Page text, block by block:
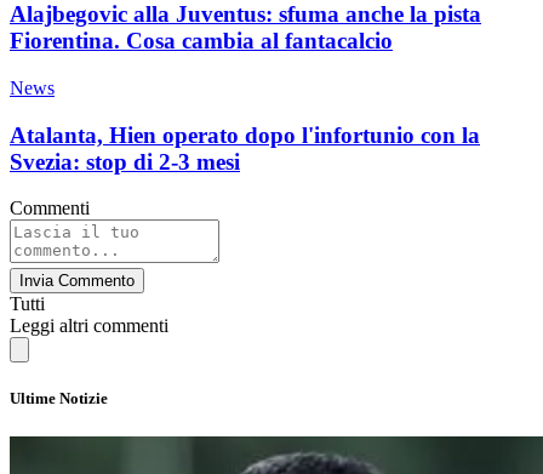
Alajbegovic alla Juventus: sfuma anche la pista
Fiorentina. Cosa cambia al fantacalcio
News
Atalanta, Hien operato dopo l'infortunio con la
Svezia: stop di 2-3 mesi
Commenti
Invia Commento
Tutti
Leggi altri commenti
Ultime Notizie